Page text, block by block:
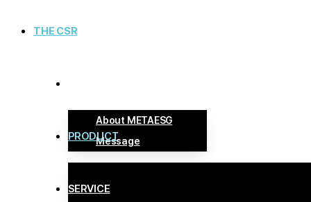
THE CSR
About METAESG
Message
PRODUCT
METAESG Veritas로 보다 빠르고 효율적인 ESG
SERVICE